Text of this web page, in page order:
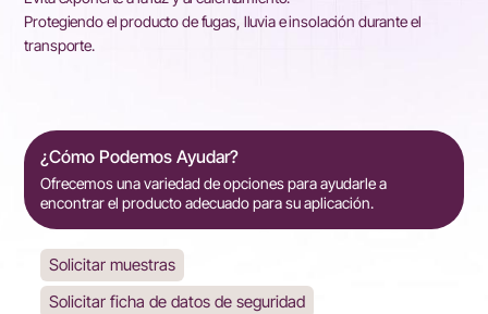
Protegiendo el producto de fugas, lluvia e insolación durante el
transporte.
¿Cómo Podemos Ayudar?
Ofrecemos una variedad de opciones para ayudarle a
encontrar el producto adecuado para su aplicación.
Solicitar muestras
Solicitar ficha de datos de seguridad